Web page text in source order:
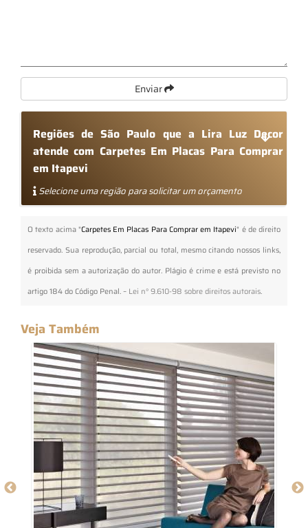
Enviar
Regiões de São Paulo que a Lira Luz Decor
atende com Carpetes Em Placas Para Comprar
em Itapevi
Selecione uma região para solicitar um orçamento
O texto acima "Carpetes Em Placas Para Comprar em Itapevi" é de direito
reservado. Sua reprodução, parcial ou total, mesmo citando nossos links,
é proibida sem a autorização do autor. Plágio é crime e está previsto no
artigo 184 do Código Penal. – Lei n° 9.610-98 sobre direitos autorais.
Veja Também